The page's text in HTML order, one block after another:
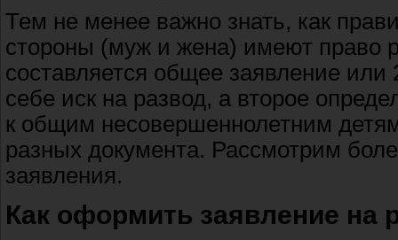
Тем не менее важно знать, как
стороны (муж и жена) имеют право
составляется общее заявление
себе иск на развод, а второе
к общим несовершеннолетним
разных документа. Рассмотрим
заявления.
Как оформить заявление на